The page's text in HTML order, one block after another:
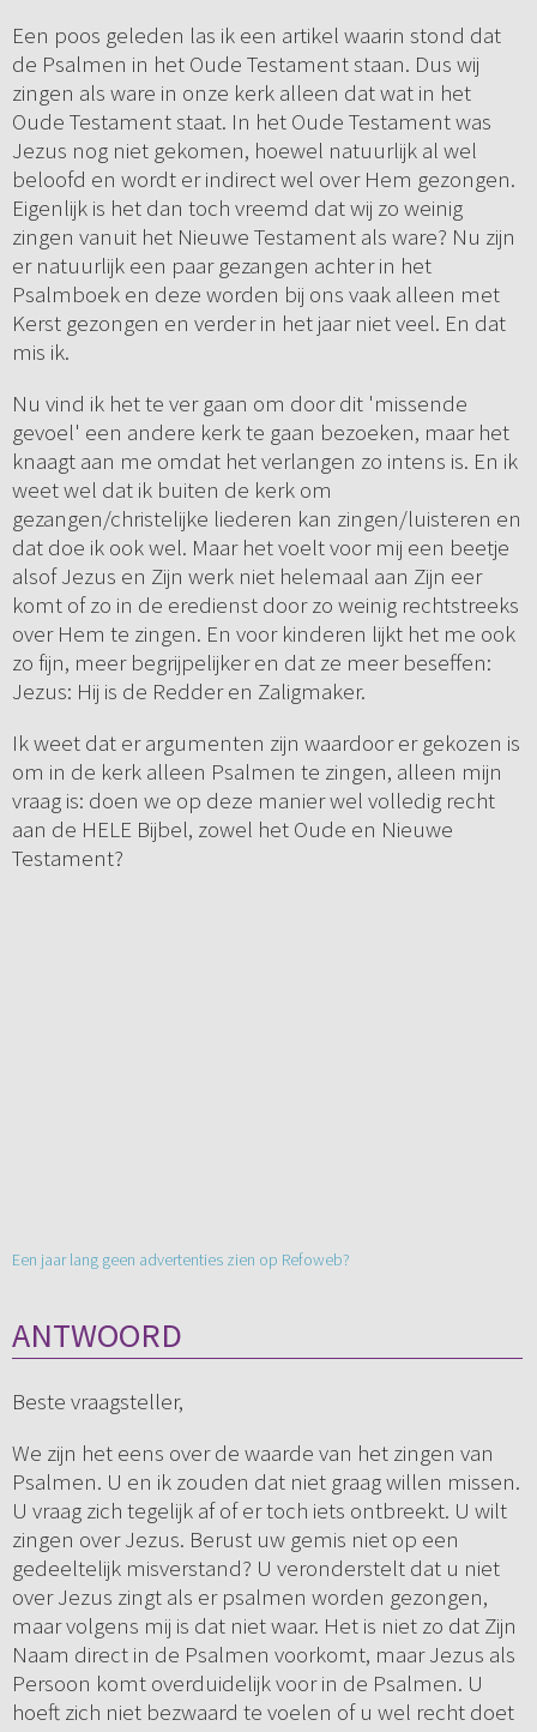
Een poos geleden las ik een artikel waarin stond dat
de Psalmen in het Oude Testament staan. Dus wij
zingen als ware in onze kerk alleen dat wat in het
Oude Testament staat. In het Oude Testament was
Jezus nog niet gekomen, hoewel natuurlijk al wel
beloofd en wordt er indirect wel over Hem gezongen.
Eigenlijk is het dan toch vreemd dat wij zo weinig
zingen vanuit het Nieuwe Testament als ware? Nu zijn
er natuurlijk een paar gezangen achter in het
Psalmboek en deze worden bij ons vaak alleen met
Kerst gezongen en verder in het jaar niet veel. En dat
mis ik.
Nu vind ik het te ver gaan om door dit 'missende
gevoel' een andere kerk te gaan bezoeken, maar het
knaagt aan me omdat het verlangen zo intens is. En ik
weet wel dat ik buiten de kerk om
gezangen/christelijke liederen kan zingen/luisteren en
dat doe ik ook wel. Maar het voelt voor mij een beetje
alsof Jezus en Zijn werk niet helemaal aan Zijn eer
komt of zo in de eredienst door zo weinig rechtstreeks
over Hem te zingen. En voor kinderen lijkt het me ook
zo fijn, meer begrijpelijker en dat ze meer beseffen:
Jezus: Hij is de Redder en Zaligmaker.
Ik weet dat er argumenten zijn waardoor er gekozen is
om in de kerk alleen Psalmen te zingen, alleen mijn
vraag is: doen we op deze manier wel volledig recht
aan de HELE Bijbel, zowel het Oude en Nieuwe
Testament?
Een jaar lang geen advertenties zien op Refoweb?
ANTWOORD
Beste vraagsteller,
We zijn het eens over de waarde van het zingen van
Psalmen. U en ik zouden dat niet graag willen missen.
U vraag zich tegelijk af of er toch iets ontbreekt. U wilt
zingen over Jezus. Berust uw gemis niet op een
gedeeltelijk misverstand? U veronderstelt dat u niet
over Jezus zingt als er psalmen worden gezongen,
maar volgens mij is dat niet waar. Het is niet zo dat Zijn
Naam direct in de Psalmen voorkomt, maar Jezus als
Persoon komt overduidelijk voor in de Psalmen. U
hoeft zich niet bezwaard te voelen of u wel recht doet